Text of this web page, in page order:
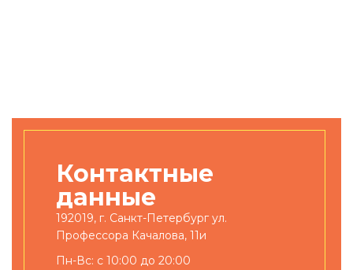
Контактные
данные
192019, г. Санкт-Петербург ул.
Профессора Качалова, 11и
Пн-Вс: с 10:00 до 20:00